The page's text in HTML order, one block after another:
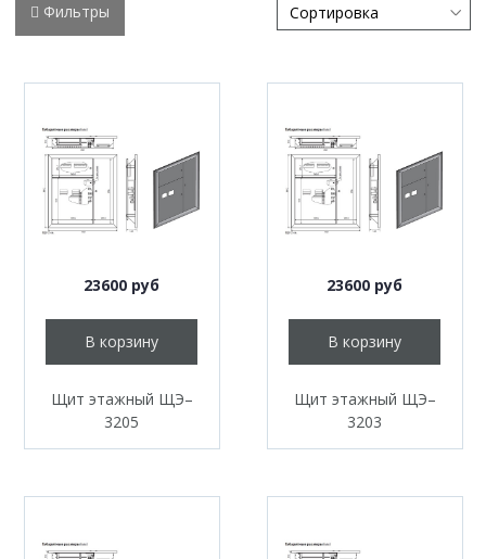
Фильтры
23600 руб
В корзину
Щит этажный ЩЭ–
3205
23600 руб
В корзину
Щит этажный ЩЭ–
3203